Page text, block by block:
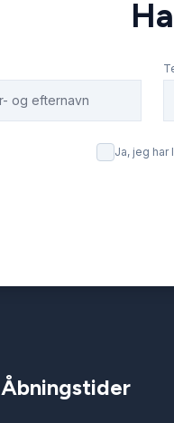
Ja, jeg
Åbningstider